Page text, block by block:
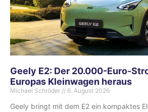
Geely E2: Der 20.000-Euro-
Europas Kleinwagen heraus
Michael Schröder 6. August 2026
Geely bringt mit dem E2 ein kompaktes